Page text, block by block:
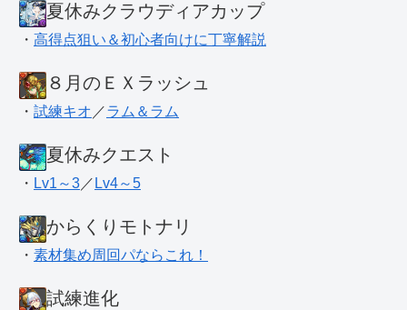
夏休みクラウディアカップ
・ 高得点狙い＆初心者向けに丁寧解説
８月のＥＸラッシュ
・ 試練キオ ／ラム＆ラム
夏休みクエスト
・ Lv1～3 ／ Lv4～5
からくりモトナリ
・ 素材集め周回パならこれ！
試練進化